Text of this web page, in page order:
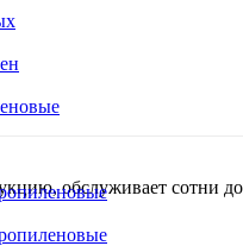
обслуживает сотни